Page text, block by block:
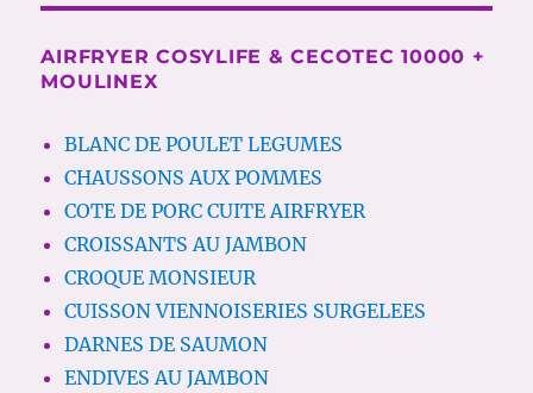
AIRFRYER COSYLIFE & CECOTEC 10000 +
MOULINEX
BLANC DE POULET LEGUMES
CHAUSSONS AUX POMMES
COTE DE PORC CUITE AIRFRYER
CROISSANTS AU JAMBON
CROQUE MONSIEUR
CUISSON VIENNOISERIES SURGELEES
DARNES DE SAUMON
ENDIVES AU JAMBON